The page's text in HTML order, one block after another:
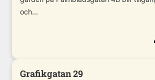
och...
Grafikgatan 29